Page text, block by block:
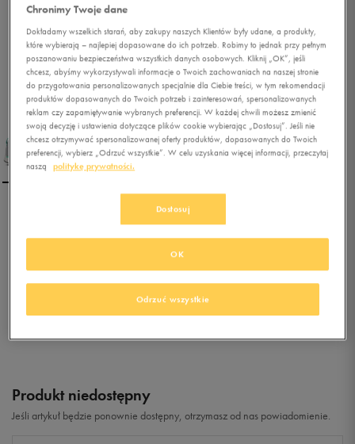
1/5
NEW BALANCE WRL247FC
0.0(0)
Produkt niedostępny
Jeśli artykuł będzie ponownie dostępny, otrzymasz od nas powiadomienie.
Chronimy Twoje dane
Dokładamy wszelkich starań, aby zakupy naszych Klientów były udane, a produkty,
które wybierają – najlepiej dopasowane do ich potrzeb. Robimy to jednak przy pełnym
poszanowaniu bezpieczeństwa wszystkich danych osobowych. Kliknij „OK”, jeśli
chcesz, abyśmy wykorzystywali informacje o Twoich zachowaniach na naszej stronie
do przygotowania personalizowanych specjalnie dla Ciebie treści, w tym rekomendacji
produktów dopasowanych do Twoich potrzeb i zainteresowań, spersonalizowanych
reklam czy zapamiętywanie wybranych preferencji. W każdej chwili możesz zmienić
swoją decyzję i ustawienia dotyczące plików cookie wybierając „Dostosuj”. Jeśli nie
chcesz otrzymywać spersonalizowanej oferty produktów, dopasowanych do Twoich
preferencji, wybierz „Odrzuć wszystkie”. W celu uzyskania więcej informacji, przeczytaj
naszą
politykę prywatności.
Dostosuj
Odrzuć wszystkie
OK